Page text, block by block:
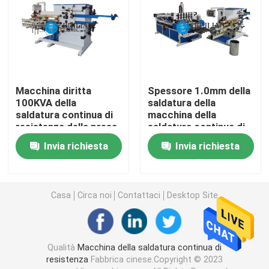
Apparecchio per saldare su ordinazione
Macchina fissa della saldatura a punti
Macchina della saldatura a punti di resistenza
Macchina della saldatura a punti del dado
Laminatoio del piatto
Macchina diritta
100KVA della
saldatura continua di
resistenza della presa
d'aria
Invia richiesta
Spessore 1.0mm della
saldatura della
macchina della
saldatura continua di
resistenza del tubo di
ventilazioneInvia richiesta
Casa Circa noi Contattaci Desktop Site
Qualità Macchina della saldatura continua di
resistenza Fabbrica cinese.Copyright © 2023